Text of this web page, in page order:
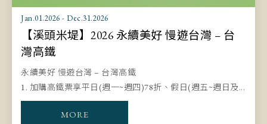
Jan.01.2026 - Dec.31.2026
【溪頭米堤】2026 永續美好 慢遊台灣 – 台
灣高鐵​​​​​​​
永續美好 慢遊台灣 – 台灣高鐵​​​​​​​
1. 加購高鐵票享平日(週一~週四)78折、假日(週五~週日及...
MORE